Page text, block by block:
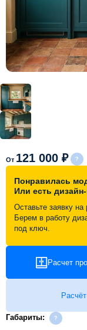
Акции и скидки
Портфолио
Видеоотзывы
Контакты
От 121 000 ₽
Понравилась
Или есть
Оставьте заявку на
Берем в работу
под ключ.
Расчет
Габариты: